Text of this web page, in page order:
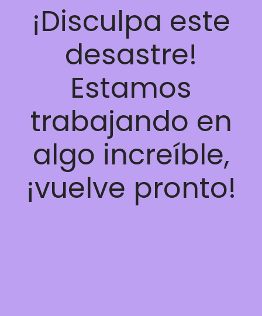
¡Disculpa este
desastre!
Estamos
trabajando en
algo increíble,
¡vuelve pronto!